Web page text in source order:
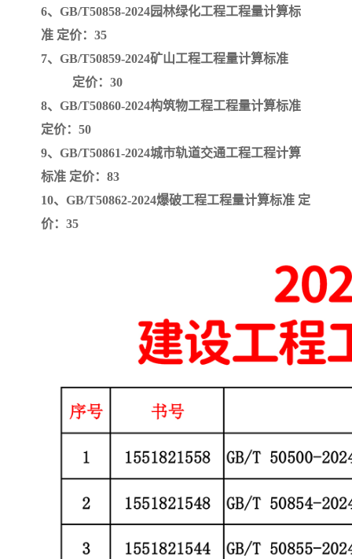
6、GB/T50858-2024园林绿化工程工程量计算标
准 定价：35
7、GB/T50859-2024矿山工程工程量计算标准
定价：30
8、GB/T50860-2024构筑物工程工程量计算标准
定价：50
9、GB/T50861-2024城市轨道交通工程工程计算
标准 定价：83
10、GB/T50862-2024爆破工程工程量计算标准 定
价：35
云南省建设工程预算定额
陕西省水利工程概预算定
冶金工业建设工程概算定 河北省建设工程消耗量定
额
天津建设工程预算定额 20kv及以下配电网工程预
算定额
广东省水利水电概预算定 全国消耗量工程定额
四川省清单计价定额